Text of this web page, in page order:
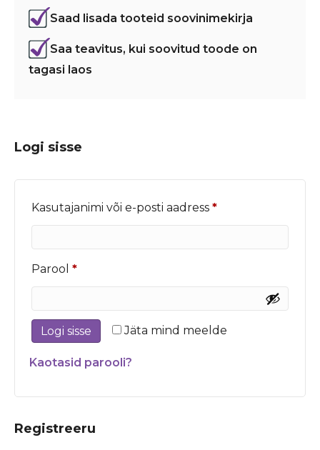
Saad lisada tooteid soovinimekirja
Saa teavitus, kui soovitud toode on
tagasi laos
Logi sisse
Kasutajanimi või e-posti aadress *Nõutud
Parool *Nõutud
Jäta mind meelde
Logi sisse
Kaotasid parooli?
Registreeru